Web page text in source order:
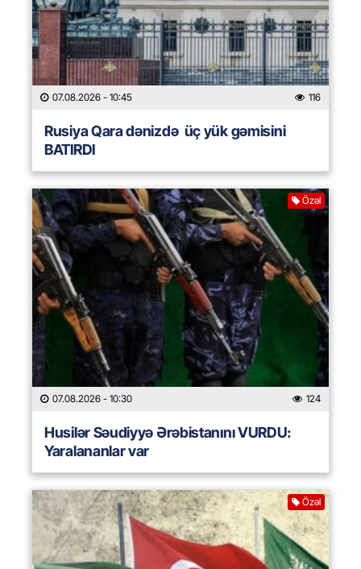
07.08.2026 - 10:45 116
Rusiya Qara dənizdə üç yük gəmisini
BATIRDI
Özəl
07.08.2026 - 10:30 124
Husilər Səudiyyə Ərəbistanını VURDU:
Yaralananlar var
Özəl